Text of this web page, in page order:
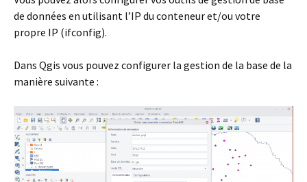
de données en utilisant l’IP du conteneur et/ou votre
propre IP (ifconfig).
Dans Qgis vous pouvez configurer la gestion de la base de la
manière suivante :